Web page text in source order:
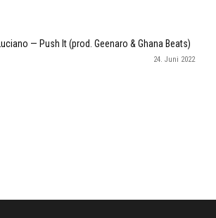
Luciano — Push It (prod. Geenaro & Ghana Beats)
24. Juni 2022